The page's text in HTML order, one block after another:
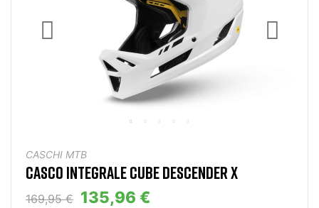
CASCHI MTB
CASCO INTEGRALE CUBE DESCENDER X
169,95 € 135,96 €